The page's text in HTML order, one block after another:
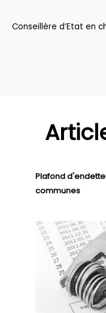
Conseillère d’Etat en
Plafond
communes